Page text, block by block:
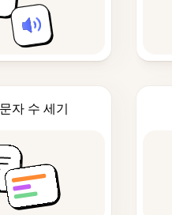
자 수 세기